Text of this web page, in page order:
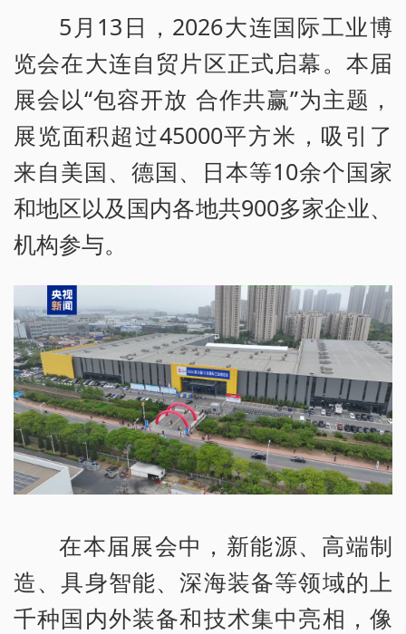
5月13日，2026大连国际工业博
览会在大连自贸片区正式启幕。本届
展会以“包容开放 合作共赢”为主题，
展览面积超过45000平方米，吸引了
来自美国、德国、日本等10余个国家
和地区以及国内各地共900多家企业、
机构参与。
在本届展会中，新能源、高端制
造、具身智能、深海装备等领域的上
千种国内外装备和技术集中亮相，像